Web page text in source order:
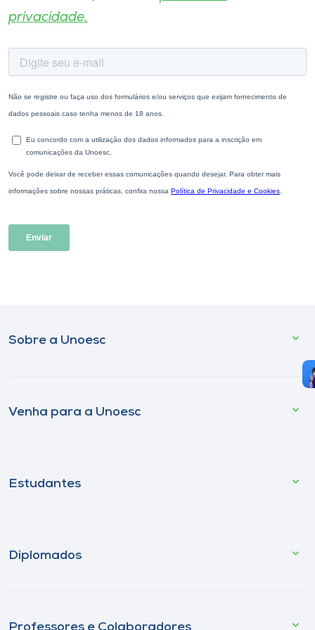
privacidade.
Sobre a Unoesc
Venha para a Unoesc
Estudantes
Diplomados